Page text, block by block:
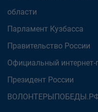
области
Парламент Кузбасса
Правительство России
Официальный
Президент России